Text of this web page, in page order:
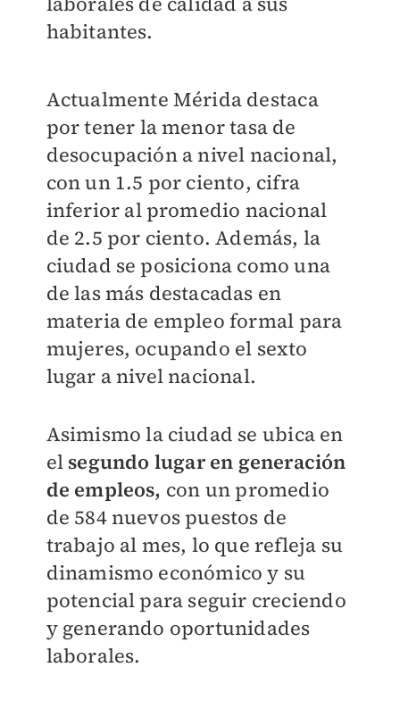
habitantes.
Actualmente Mérida destaca
por tener la menor tasa de
desocupación a nivel nacional,
con un 1.5 por ciento, cifra
inferior al promedio nacional
de 2.5 por ciento. Además, la
ciudad se posiciona como una
de las más destacadas en
materia de empleo formal para
mujeres, ocupando el sexto
lugar a nivel nacional.
Asimismo la ciudad se ubica en
el segundo lugar en generación
de empleos, con un promedio
de 584 nuevos puestos de
trabajo al mes, lo que refleja su
dinamismo económico y su
potencial para seguir creciendo
y generando oportunidades
laborales.